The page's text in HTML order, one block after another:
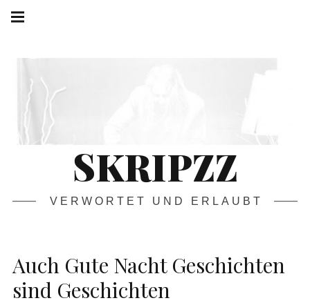
Springe
zum
SKRIPZZ
VERWORTET UND ERLAUBT
Auch Gute Nacht Geschichten
sind Geschichten